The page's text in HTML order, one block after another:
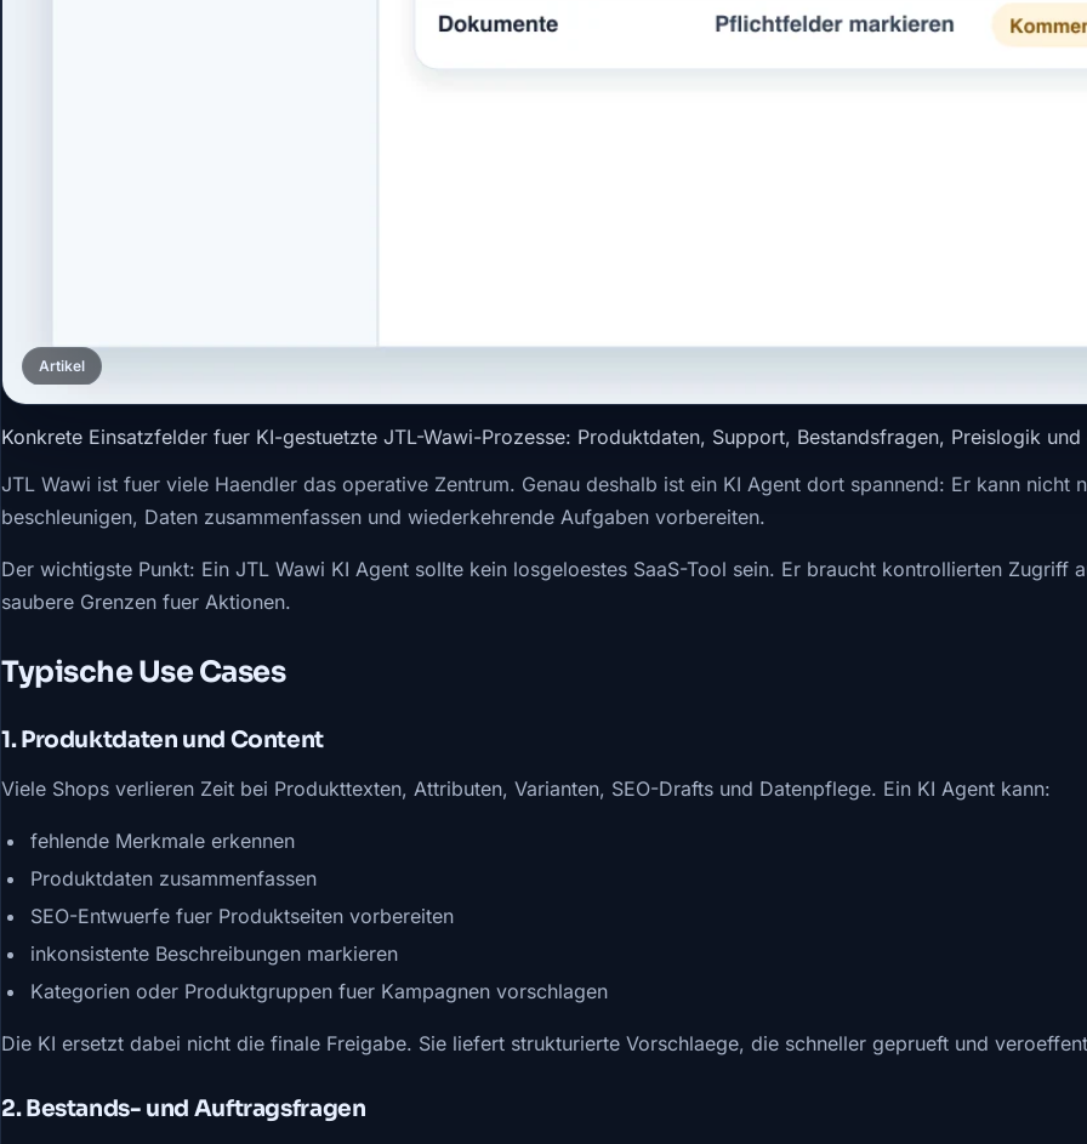
Artikel
Konkrete Einsatzfelder fuer KI-gestuetzte JTL-Wawi-Prozesse: Produktdaten, Support, Bestandsfragen, Preislogik
JTL Wawi ist fuer viele Haendler das operative Zentrum. Genau deshalb ist ein KI Agent dort spannend: Er kann nicht
beschleunigen, Daten zusammenfassen und wiederkehrende Aufgaben vorbereiten.
Der wichtigste Punkt: Ein JTL Wawi KI Agent sollte kein losgeloestes SaaS-Tool sein. Er braucht kontrollierten Zugriff
saubere Grenzen fuer Aktionen.
Typische Use Cases
1. Produktdaten und Content
Viele Shops verlieren Zeit bei Produkttexten, Attributen, Varianten, SEO-Drafts und Datenpflege. Ein KI Agent kann:
fehlende Merkmale erkennen
Produktdaten zusammenfassen
SEO-Entwuerfe fuer Produktseiten vorbereiten
inkonsistente Beschreibungen markieren
Kategorien oder Produktgruppen fuer Kampagnen vorschlagen
Die KI ersetzt dabei nicht die finale Freigabe. Sie liefert strukturierte Vorschlaege, die schneller geprueft und
2. Bestands- und Auftragsfragen